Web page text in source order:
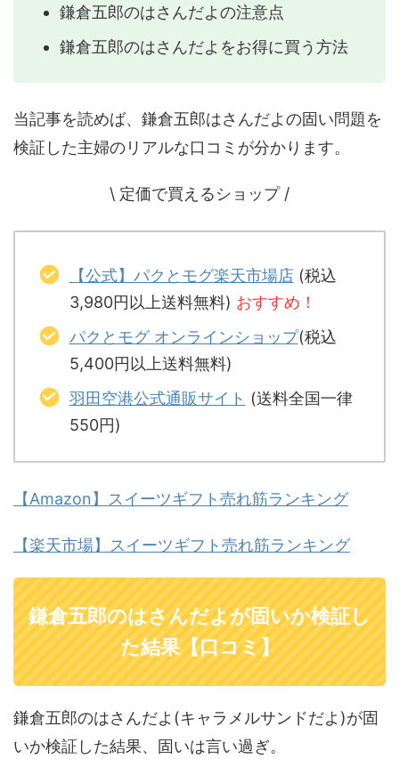
鎌倉五郎のはさんだよの注意点
鎌倉五郎のはさんだよをお得に買う方法
当記事を読めば、鎌倉五郎はさんだよの固い問題を
検証した主婦のリアルな口コミが分かります。
\ 定価で買えるショップ /
【公式】パクとモグ楽天市場店(税込
3,980円以上送料無料) おすすめ！
パクとモグ オンラインショップ(税込
5,400円以上送料無料)
羽田空港公式通販サイト (送料全国一律
550円)
【Amazon】スイーツギフト売れ筋ランキング
【楽天市場】スイーツギフト売れ筋ランキング
鎌倉五郎のはさんだよが固いか検証し
た結果【口コミ】
鎌倉五郎のはさんだよ(キャラメルサンドだよ)が固
いか検証した結果、固いは言い過ぎ。